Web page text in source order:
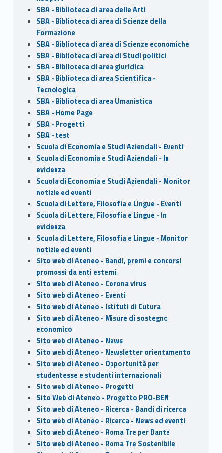
SBA - Biblioteca di area delle Arti
SBA - Biblioteca di area di Scienze della
Formazione
SBA - Biblioteca di area di Scienze economiche
SBA - Biblioteca di area di Studi politici
SBA - Biblioteca di area giuridica
SBA - Biblioteca di area Scientifica -
Tecnologica
SBA - Biblioteca di area Umanistica
SBA - Home Page
SBA - Progetti
SBA - test
Scuola di Economia e Studi Aziendali - Eventi
Scuola di Economia e Studi Aziendali - In
evidenza
Scuola di Economia e Studi Aziendali - Monitor
notizie ed eventi
Scuola di Lettere, Filosofia e Lingue - Eventi
Scuola di Lettere, Filosofia e Lingue - In
evidenza
Scuola di Lettere, Filosofia e Lingue - Monitor
notizie ed eventi
Sito web di Ateneo - Bandi, premi e concorsi
promossi da enti esterni
Sito web di Ateneo - Corona virus
Sito web di Ateneo - Eventi
Sito web di Ateneo - Istituti di Cutura
Sito web di Ateneo - Misure di sostegno
economico
Sito web di Ateneo - News
Sito web di Ateneo - Newsletter orientamento
Sito web di Ateneo - Opportunità per
studentesse e studenti internazionali
Sito web di Ateneo - Progetti
Sito Web di Ateneo - Progetto PRO-BEN
Sito web di Ateneo - Ricerca - Bandi di ricerca
Sito web di Ateneo - Ricerca - News ed eventi
Sito web di Ateneo - Roma Tre per Dante
Sito web di Ateneo - Roma Tre Sostenibile